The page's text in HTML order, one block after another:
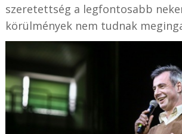
szeretettség a legfontosabb
körülmények nem tudnak